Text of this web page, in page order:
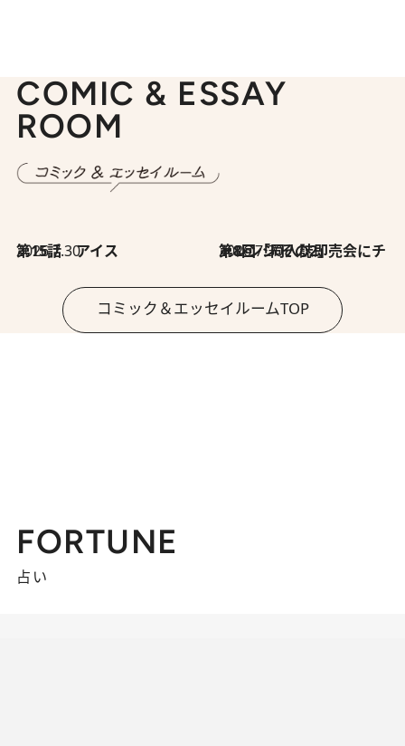
COMIC & ESSAY
ROOM
2026.7.30
第15話 アイス 2026.7.30
第8回「同人誌即売会にチャレンジ その2」
コミック＆エッセイルームTOP
FORTUNE
占い